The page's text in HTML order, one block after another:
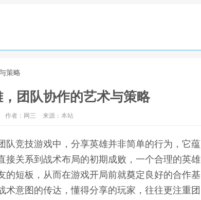
策略
团队协作的艺术与策略
作者：网三 来源：本站
竞技游戏中，分享英雄并非简单的行为，它蕴
关系到战术布局的初期成败，一个合理的英雄
短板，从而在游戏开局前就奠定良好的合作基
意图的传达，懂得分享的玩家，往往更注重团